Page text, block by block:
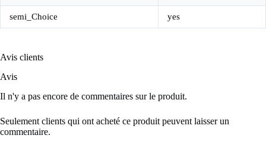
semi_Choice yes
Avis clients
Avis
Il n'y a pas encore de commentaires sur le produit.
Seulement clients qui ont acheté ce produit peuvent laisser un
commentaire.